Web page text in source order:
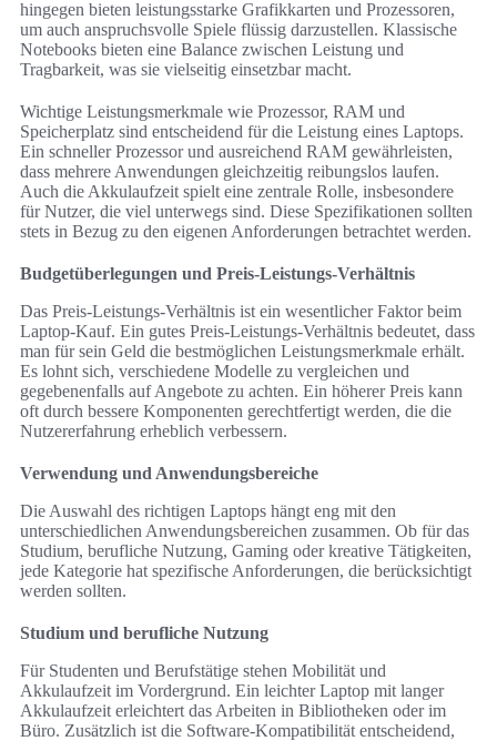
hingegen bieten leistungsstarke Grafikkarten und Prozessoren,
um auch anspruchsvolle Spiele flüssig darzustellen. Klassische
Notebooks bieten eine Balance zwischen Leistung und
Tragbarkeit, was sie vielseitig einsetzbar macht.
Wichtige Leistungsmerkmale wie Prozessor, RAM und
Speicherplatz sind entscheidend für die Leistung eines Laptops.
Ein schneller Prozessor und ausreichend RAM gewährleisten,
dass mehrere Anwendungen gleichzeitig reibungslos laufen.
Auch die Akkulaufzeit spielt eine zentrale Rolle, insbesondere
für Nutzer, die viel unterwegs sind. Diese Spezifikationen sollten
stets in Bezug zu den eigenen Anforderungen betrachtet werden.
Budgetüberlegungen und Preis-Leistungs-Verhältnis
Das Preis-Leistungs-Verhältnis ist ein wesentlicher Faktor beim
Laptop-Kauf. Ein gutes Preis-Leistungs-Verhältnis bedeutet, dass
man für sein Geld die bestmöglichen Leistungsmerkmale erhält.
Es lohnt sich, verschiedene Modelle zu vergleichen und
gegebenenfalls auf Angebote zu achten. Ein höherer Preis kann
oft durch bessere Komponenten gerechtfertigt werden, die die
Nutzererfahrung erheblich verbessern.
Verwendung und Anwendungsbereiche
Die Auswahl des richtigen Laptops hängt eng mit den
unterschiedlichen Anwendungsbereichen zusammen. Ob für das
Studium, berufliche Nutzung, Gaming oder kreative Tätigkeiten,
jede Kategorie hat spezifische Anforderungen, die berücksichtigt
werden sollten.
Studium und berufliche Nutzung
Für Studenten und Berufstätige stehen Mobilität und
Akkulaufzeit im Vordergrund. Ein leichter Laptop mit langer
Akkulaufzeit erleichtert das Arbeiten in Bibliotheken oder im
Büro. Zusätzlich ist die Software-Kompatibilität entscheidend,